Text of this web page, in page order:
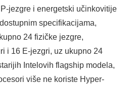
jezgre i energetski učinkovitije
specifikacijama,
24 fizičke jezgre,
i 16 E-jezgri, uz ukupno 24
Intelovih flagship modela,
više ne koriste Hyper-